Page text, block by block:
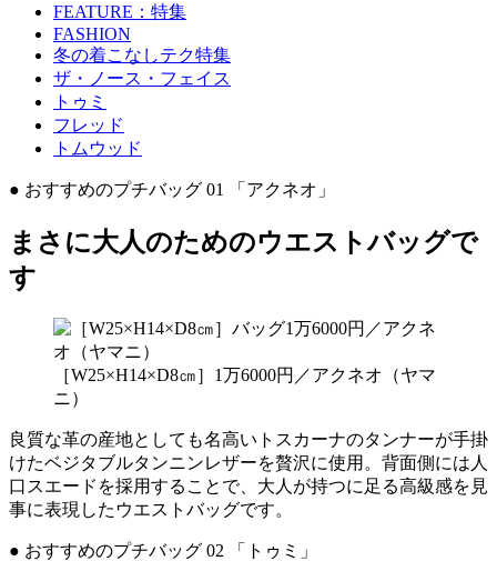
FEATURE：特集
FASHION
冬の着こなしテク特集
ザ・ノース・フェイス
トゥミ
フレッド
トムウッド
● おすすめのプチバッグ 01 「アクネオ」
まさに大人のためのウエストバッグで
す
［W25×H14×D8㎝］1万6000円／アクネオ（ヤマ
ニ）
良質な革の産地としても名高いトスカーナのタンナーが手掛
けたベジタブルタンニンレザーを贅沢に使用。背面側には人
口スエードを採用することで、大人が持つに足る高級感を見
事に表現したウエストバッグです。
● おすすめのプチバッグ 02 「トゥミ」